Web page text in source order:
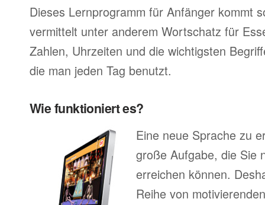
Dieses Lernprogramm für Anfänger kommt
vermittelt unter anderem Wortschatz für
Zahlen, Uhrzeiten und die wichtigsten
die man jeden Tag benutzt.
Wie funktioniert es?
Eine neue Sprache zu
große Aufgabe, die Sie
erreichen können.
Reihe von